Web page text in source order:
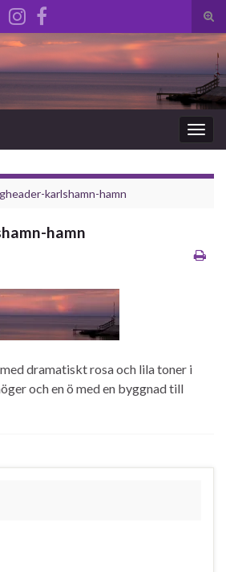
Slå
på/
Slå
på/av
karlshamn-hamn
hamn
dramatiskt rosa och lila toner i
och en ö med en byggnad till